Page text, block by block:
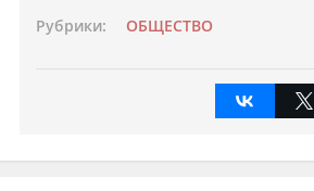
Рубрики: ОБЩЕСТВО